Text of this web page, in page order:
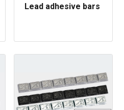
Lead adhesive bars